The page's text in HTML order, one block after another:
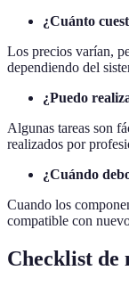
¿Cuánto
Los precios varían,
dependiendo del
¿Puedo
Algunas tareas son
realizados por
¿Cuándo
Cuando los
compatible con
Checklist de